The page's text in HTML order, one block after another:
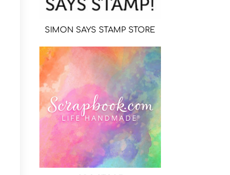
SIMON SAYS STAMP STORE